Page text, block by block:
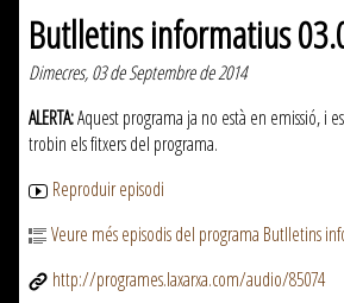
Butlletins informatius
Dimecres, 03 de Septembre de 2014
ALERTA:Aquest programa ja no està en emissió, i
trobin els fitxers del programa.
Reproduir episodi
Veure més episodis del programa Butlletins
http://programes.laxarxa.com/audio/85074